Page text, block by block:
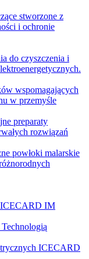
stworzone z
i ochronie
do czyszczenia i
wspomagających
w przemyśle
preparaty
rozwiązań
powłoki malarskie
ICECARD IM
ICECARD